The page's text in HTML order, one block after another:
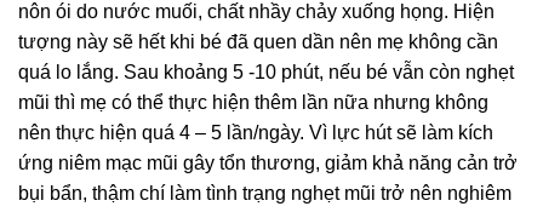
nôn ói do nước muối, chất nhầy chảy xuống họng. Hiện
tượng này sẽ hết khi bé đã quen dần nên mẹ không cần
quá lo lắng. Sau khoảng 5 -10 phút, nếu bé vẫn còn nghẹt
mũi thì mẹ có thể thực hiện thêm lần nữa nhưng không
nên thực hiện quá 4 – 5 lần/ngày. Vì lực hút sẽ làm kích
ứng niêm mạc mũi gây tổn thương, giảm khả năng cản trở
bụi bẩn, thậm chí làm tình trạng nghẹt mũi trở nên nghiêm